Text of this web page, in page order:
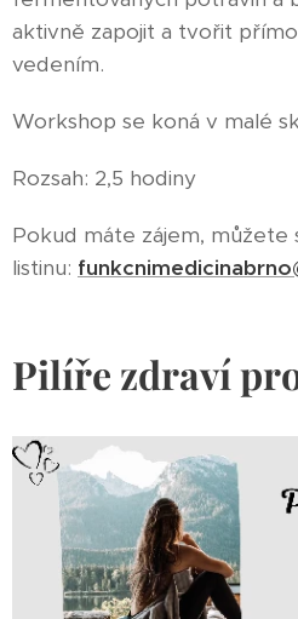
aktivně zapojit a tvořit
vedením.
Workshop se koná v malé
Rozsah: 2,5 hodiny
Pokud máte zájem, můžete
listinu:
Pilíře zdraví